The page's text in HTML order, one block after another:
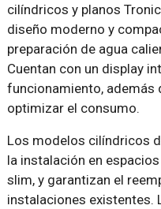
cilíndricos y planos
diseño moderno y
preparación de agua
Cuentan con un display
funcionamiento, además
optimizar el consumo.
Los modelos cilíndricos
la instalación en
slim, y garantizan el
instalaciones existentes.